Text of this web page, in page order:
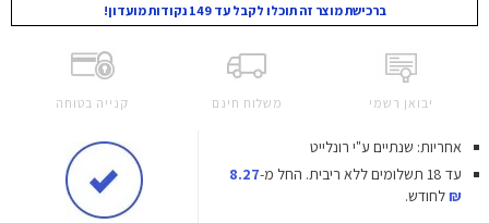
ברכישת מוצר זה תוכלו לקבל עד 149 נקודות מועדון!
יבואן רשמי משלוח חינם קנייה בטוחה
אחריות: שנתיים ע"י רונלייט
עד 18 תשלומים ללא ריבית.
החל מ-8.27
₪לחודש.